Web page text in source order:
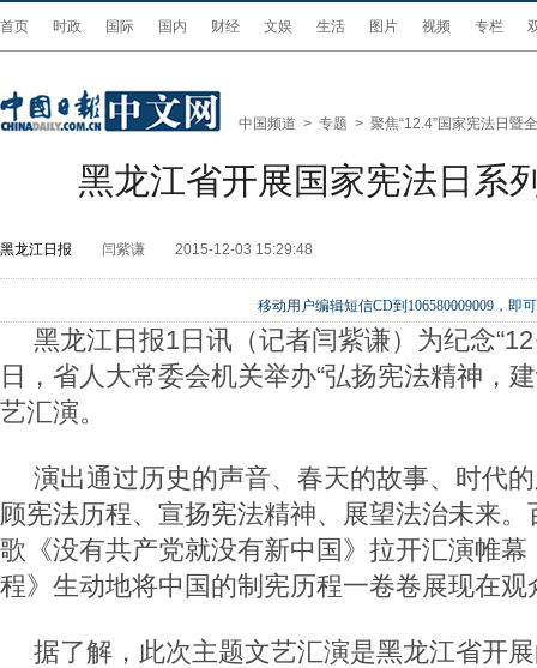
首页 时政 国际 国内 财经 文娱 生活 图片 视频 专栏
中国频道 > 专题 > 聚焦“12.4”国家宪法日暨
黑龙江省开展国家宪法日系
黑龙江日报 闫紫谦 2015-12-03 15:29:48
移动用户编辑短信CD到106580009009，即
黑龙江日报1日讯（记者闫紫谦）为纪念
日，省人大常委会机关举办“弘扬宪法精神，
艺汇演。
演出通过历史的声音、春天的故事、时代
顾宪法历程、宣扬宪法精神、展望法治未来
歌《没有共产党就没有新中国》拉开汇演帷
程》生动地将中国的制宪历程一卷卷展现在观
据了解，此次主题文艺汇演是黑龙江省开